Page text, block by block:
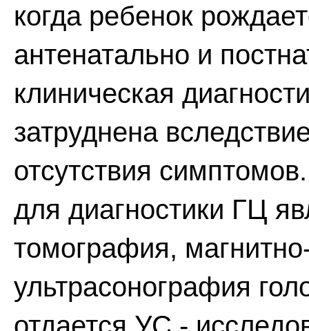
когда ребенок
антенатально и
клиническая
затруднена
отсутствия
для диагностики ГЦ
томография,
ультрасонография